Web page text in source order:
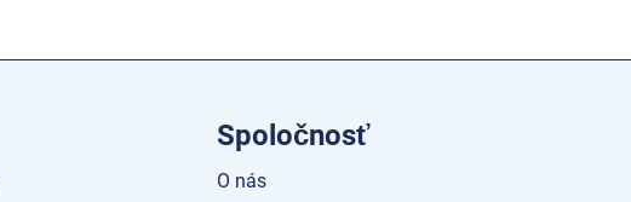
Spoločnosť
O nás